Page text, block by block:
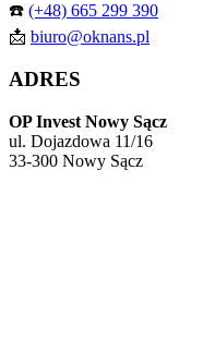
☎️ (+48) 665 299 390
📩 biuro@oknans.pl
ADRES
OP Invest Nowy Sącz
ul. Dojazdowa 11/16
33-300 Nowy Sącz